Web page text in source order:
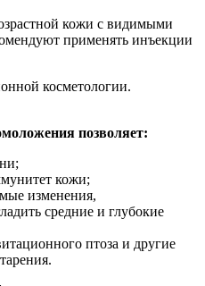
кожи с видимыми
применять инъекции
позволяет:
кожи;
изменения,
средние и глубокие
птоза и другие